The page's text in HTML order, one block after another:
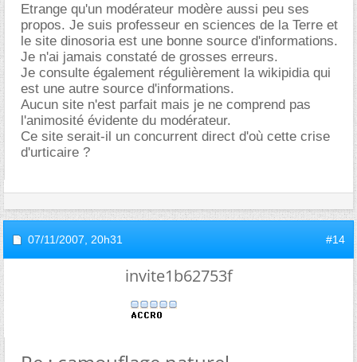
Etrange qu'un modérateur modère aussi peu ses
propos. Je suis professeur en sciences de la Terre et
le site dinosoria est une bonne source d'informations.
Je n'ai jamais constaté de grosses erreurs.
Je consulte également régulièrement la wikipidia qui
est une autre source d'informations.
Aucun site n'est parfait mais je ne comprend pas
l'animosité évidente du modérateur.
Ce site serait-il un concurrent direct d'où cette crise
d'urticaire ?
07/11/2007, 20h31 #14
invite1b62753f